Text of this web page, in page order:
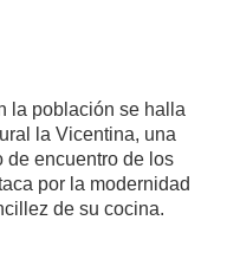
la población se halla
la Vicentina, una
de encuentro de los
por la modernidad
de su cocina.